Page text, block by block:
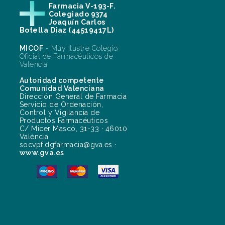
Farmacia V-193-F.
Colegiado 9374
Joaquín Carlos
Botella Díaz (44519417L)
MICOF - Muy Ilustre Colegio
Oficial de Farmacéuticos de
Valencia
Autoridad competente
Comunidad Valenciana
Dirección General de Farmacia
Servicio de Ordenación,
Control y Vigilancia de
Productos Farmacéuticos
C/ Micer Mascó, 31-33 · 46010
València
socvpf.dgfarmacia@gva.es ·
www.gva.es